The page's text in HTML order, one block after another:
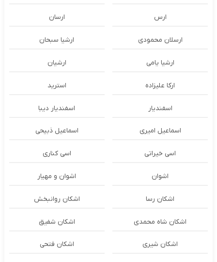
ارس ارسان
ارسلان محمودی ارشیا سبحان
ارشیا یامی ارشیان
ارکا علیزاده استرید
اسفندیار اسفندیار دیبا
اسماعیل امیری اسماعیل ذبیحی
اسی خیراتی اسی کناری
اشوان اشوان و مهیار
اشکان رسا اشکان روانبخش
اشکان شاه محمدی اشکان شفیق
اشکان شیری اشکان فتحی